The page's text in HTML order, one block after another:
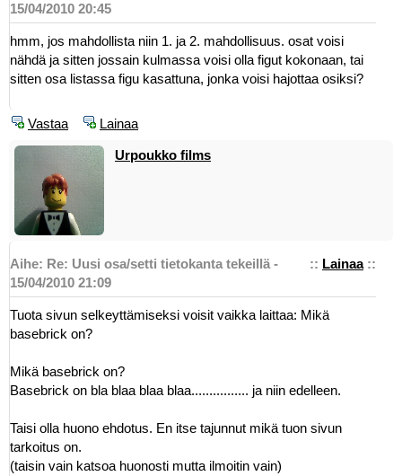
15/04/2010 20:45
hmm, jos mahdollista niin 1. ja 2. mahdollisuus. osat voisi
nähdä ja sitten jossain kulmassa voisi olla figut kokonaan, tai
sitten osa listassa figu kasattuna, jonka voisi hajottaa osiksi?
Vastaa Lainaa
Urpoukko films
:: Lainaa::
Aihe: Re: Uusi osa/setti tietokanta tekeillä -
15/04/2010 21:09
Tuota sivun selkeyttämiseksi voisit vaikka laittaa: Mikä
basebrick on?
Mikä basebrick on?
Basebrick on bla blaa blaa blaa................ ja niin edelleen.
Taisi olla huono ehdotus. En itse tajunnut mikä tuon sivun
tarkoitus on.
(taisin vain katsoa huonosti mutta ilmoitin vain)